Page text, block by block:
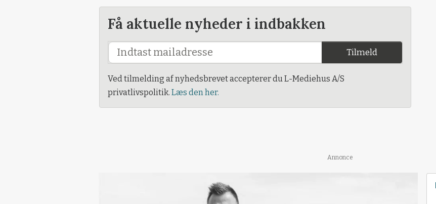
Få aktuelle nyheder i indbakken
Tilmeld
Ved tilmelding af nyhedsbrevet accepterer du L-Mediehus A/S
privatlivspolitik. Læs den her.
Annonce